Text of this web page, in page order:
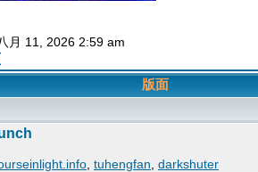
月 11, 2026 2:59 am
版面
tuhengfan darkshuter